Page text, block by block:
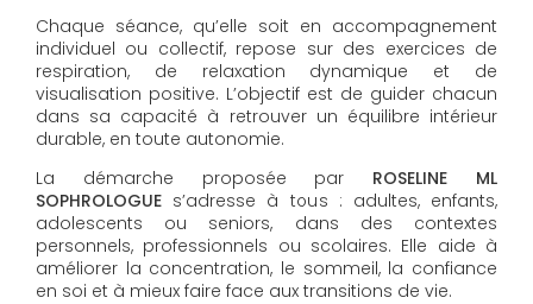
Chaque séance, qu’elle soit en accompagnement
individuel ou collectif, repose sur des exercices de
respiration, de relaxation dynamique et de
visualisation positive. L’objectif est de guider chacun
dans sa capacité à retrouver un équilibre intérieur
durable, en toute autonomie.
La démarche proposée par ROSELINE ML
SOPHROLOGUE s’adresse à tous : adultes, enfants,
adolescents ou seniors, dans des contextes
personnels, professionnels ou scolaires. Elle aide à
améliorer la concentration, le sommeil, la confiance
en soi et à mieux faire face aux transitions de vie.